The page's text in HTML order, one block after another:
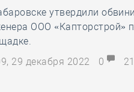
утвердили
ООО «Капторстрой»
29 декабря 2022
0